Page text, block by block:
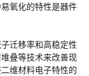
氧化的特性是器件
迁移率和高稳定性
叠等技术来改善现
维材料电子特性的